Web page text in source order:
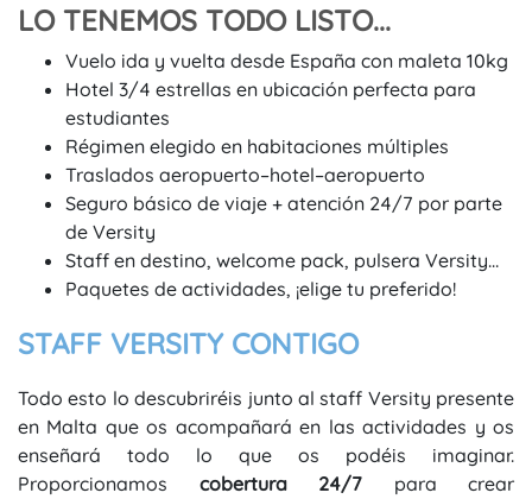
LO TENEMOS TODO LISTO...
Vuelo ida y vuelta desde España con maleta 10kg
Hotel 3/4 estrellas en ubicación perfecta para
estudiantes
Régimen elegido en habitaciones múltiples
Traslados aeropuerto–hotel–aeropuerto
Seguro básico de viaje + atención 24/7 por parte
de Versity
Staff en destino, welcome pack, pulsera Versity…
Paquetes de actividades, ¡elige tu preferido!
STAFF VERSITY CONTIGO
Todo esto lo descubriréis junto al staff Versity presente
en Malta que os acompañará en las actividades y os
enseñará todo lo que os podéis imaginar.
Proporcionamos cobertura 24/7 para crear